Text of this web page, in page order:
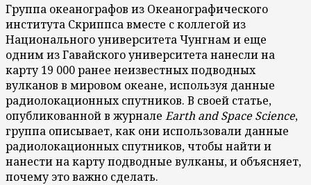
Группа океанографов из Океанографического
института Скриппса вместе с коллегой из
Национального университета Чунгнам и еще
одним из Гавайского университета нанесли на
карту 19 000 ранее неизвестных подводных
вулканов в мировом океане, используя данные
радиолокационных спутников. В своей статье,
опубликованной в журнале Earth and Space Science,
группа описывает, как они использовали данные
радиолокационных спутников, чтобы найти и
нанести на карту подводные вулканы, и объясняет,
почему это важно сделать.